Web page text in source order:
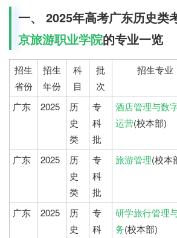
一、 2025年高考广东历史类
京旅游职业学院的专业一览
招生
省份
招生
年份
科
目
批
次
招生专业
广东
2025
历
史
类
专
科
批
酒店管理与数
运营(校本部)
广东 2025
历
史
类
专
科
批
旅游管理(校本
广东 2025
历
史
专
科
研学旅行管理
务(校本部)